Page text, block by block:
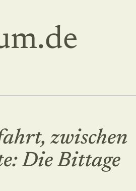
zwischen
Die Bittage